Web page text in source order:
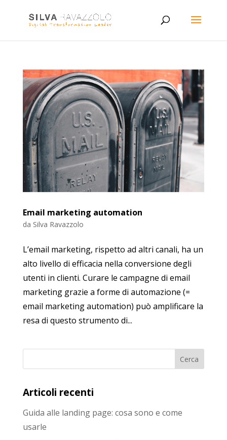
Email marketing automation
da Silva Ravazzolo
L’email marketing, rispetto ad altri canali, ha un
alto livello di efficacia nella conversione degli
utenti in clienti. Curare le campagne di email
marketing grazie a forme di automazione (=
email marketing automation) può amplificare la
resa di questo strumento di...
Articoli recenti
Guida alle landing page: cosa sono e come
usarle